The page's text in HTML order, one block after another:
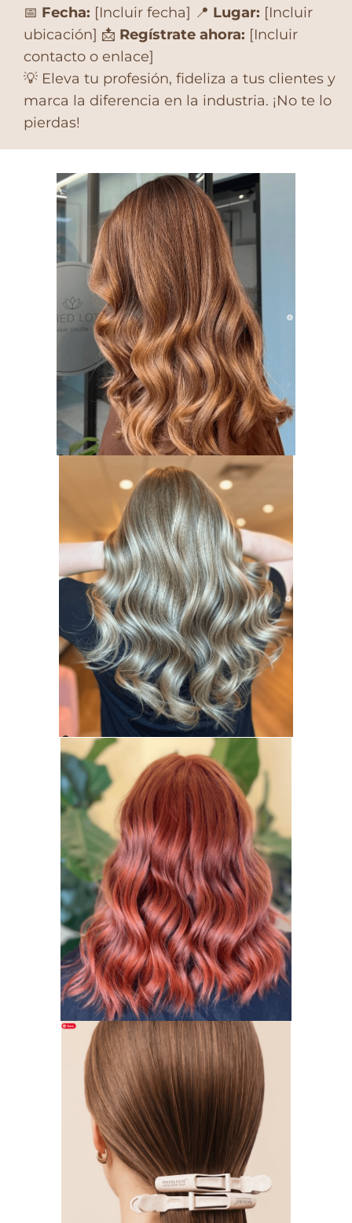
📅 Fecha: [Incluir fecha] 📍 Lugar: [Incluir
ubicación] 📩 Regístrate ahora: [Incluir
contacto o enlace]
💡 Eleva tu profesión, fideliza a tus clientes y
marca la diferencia en la industria. ¡No te lo
pierdas!